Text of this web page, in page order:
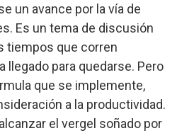
un avance por la vía de
Es un tema de discusión
tiempos que corren
llegado para quedarse. Pero
que se implemente,
a la productividad.
el vergel soñado por